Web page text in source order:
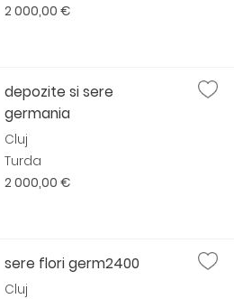
2 000,00 €
depozite si sere
germania
Cluj
Turda
2 000,00 €
sere flori germ2400
Cluj